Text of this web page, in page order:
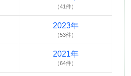
（41件）
2023年
（53件）
2021年
（64件）